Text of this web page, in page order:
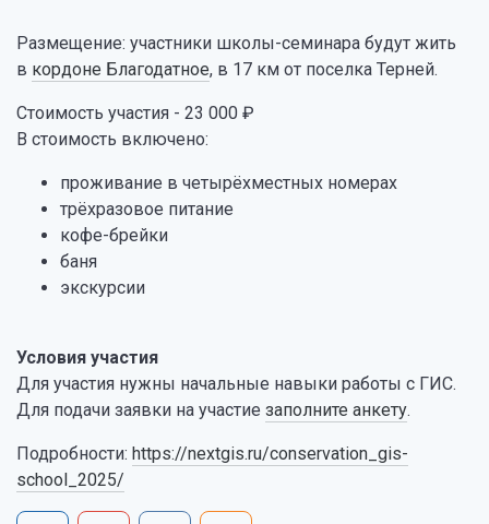
Размещение: участники школы-семинара будут жить
в кордоне Благодатное, в 17 км от поселка Терней.
Стоимость участия - 23 000 ₽
В стоимость включено:
проживание в четырёхместных номерах
трёхразовое питание
кофе-брейки
баня
экскурсии
Условия участия
Для участия нужны начальные навыки работы с ГИС.
Для подачи заявки на участие заполните анкету.
Подробности: https://nextgis.ru/conservation_gis-
school_2025/